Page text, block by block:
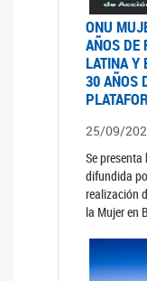
ONU
AÑOS DE
LATINA Y
30 AÑOS
25/09/
Se
difundida
realización
la Mujer en